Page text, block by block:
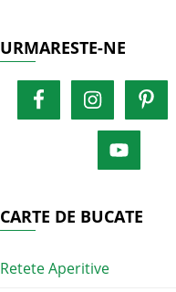
URMARESTE-NE
CARTE DE BUCATE
Retete Aperitive